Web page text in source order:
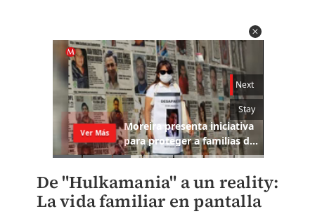
De "Hulkamania" a un reality:
La vida familiar en pantalla